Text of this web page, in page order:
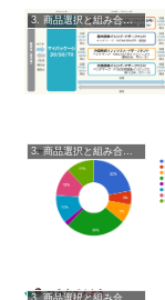
3. 商品選択と組み合わせ
3. 商品選択と組み合わせ